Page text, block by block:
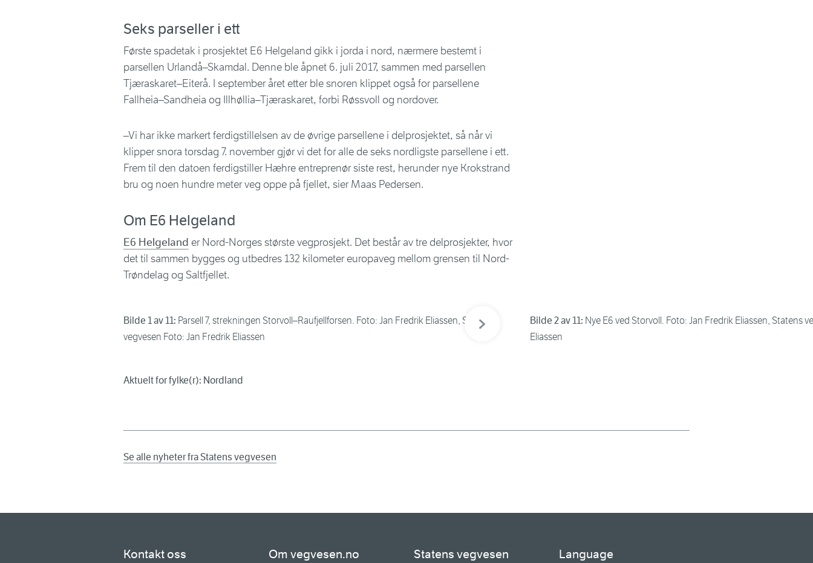
Seks parseller i ett
Første spadetak i prosjektet E6 Helgeland gikk i jorda i nord, nærmere bestemt i
parsellen Urlandå–Skamdal. Denne ble åpnet 6. juli 2017, sammen med parsellen
Tjæraskaret–Eiterå. I september året etter ble snoren klippet også for parsellene
Fallheia–Sandheia og Illhøllia–Tjæraskaret, forbi Røssvoll og nordover.
–Vi har ikke markert ferdigstillelsen av de øvrige parsellene i delprosjektet, så når vi
klipper snora torsdag 7. november gjør vi det for alle de seks nordligste parsellene i ett.
Frem til den datoen ferdigstiller Hæhre entreprenør siste rest, herunder nye Krokstrand
bru og noen hundre meter veg oppe på fjellet, sier Maas Pedersen.
Om E6 Helgeland
E6 Helgeland er Nord-Norges største vegprosjekt. Det består av tre delprosjekter, hvor
det til sammen bygges og utbedres 132 kilometer europaveg mellom grensen til Nord-
Trøndelag og Saltfjellet.
Bilde 1 av 11: Parsell 7, strekningen Storvoll–Raufjellforsen. Foto: Jan Fredrik Eliassen, Statens
vegvesen Foto: Jan Fredrik Eliassen
Bilde 2 av 11: Nye E6 ved Storvoll. Foto: Jan Fredrik Eliassen, Statens
Eliassen
Aktuelt for fylke(r): Nordland
Se alle nyheter fra Statens vegvesen
Kontakt oss Om vegvesen.no Statens vegvesen Language